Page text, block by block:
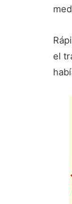
el